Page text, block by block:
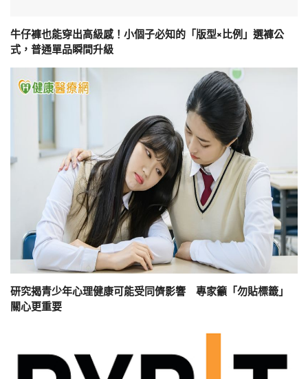
牛仔褲也能穿出高級感！小個子必知的「版型×比例」選褲公
式，普通單品瞬間升級
研究揭青少年心理健康可能受同儕影響 專家籲「勿貼標籤」
關心更重要